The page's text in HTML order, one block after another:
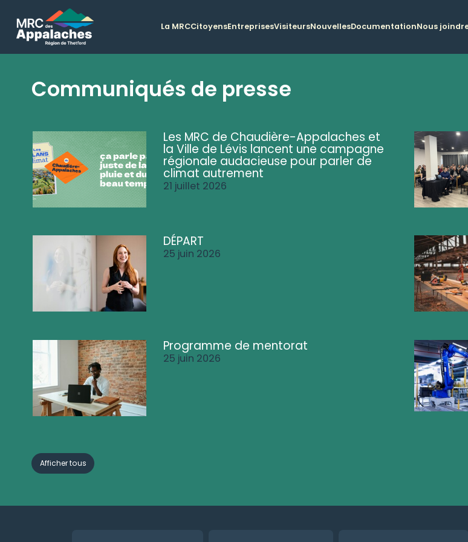
La MRCCitoyensEntreprisesVisiteursNouvellesDocumentationNous
Communiqués de presse
Les MRC de Chaudière-Appalaches et
la Ville de Lévis lancent une campagne
régionale audacieuse pour parler de
climat autrement
21 juillet 2026
DÉPART
25 juin 2026
Programme de mentorat
25 juin 2026
Afficher tous